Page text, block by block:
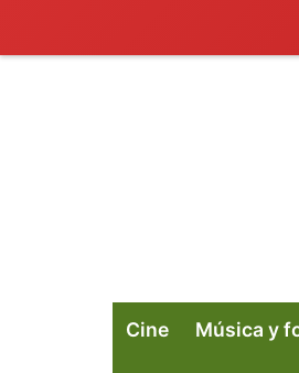
Cine Música y